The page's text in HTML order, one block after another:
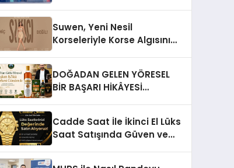
Suwen, Yeni Nesil
Korseleriyle Korse Algısını
DOĞADAN GELEN YÖRESEL
BİR BAŞARI HİKÂYESİ
Yöresel Işkın Kökü Sirkesi
Cadde Saat İle İkinci El Lüks
Saat Satışında Güven ve